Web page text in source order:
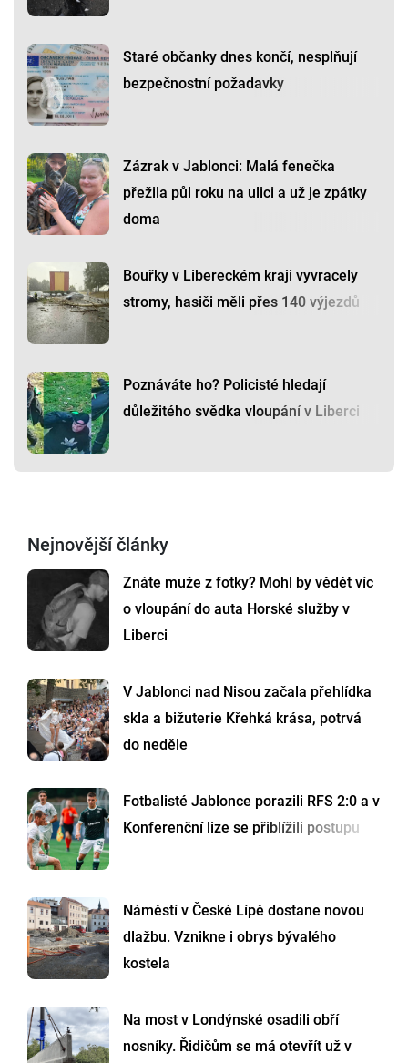
Staré občanky dnes končí, nesplňují
bezpečnostní požadavky
Zázrak v Jablonci: Malá fenečka
přežila půl roku na ulici a už je zpátky
doma
Bouřky v Libereckém kraji vyvracely
stromy, hasiči měli přes 140 výjezdů
Poznáváte ho? Policisté hledají
důležitého svědka vloupání v Liberci
Nejnovější články
Znáte muže z fotky? Mohl by vědět víc
o vloupání do auta Horské služby v
Liberci
V Jablonci nad Nisou začala přehlídka
skla a bižuterie Křehká krása, potrvá
do neděle
Fotbalisté Jablonce porazili RFS 2:0 a v
Konferenční lize se přiblížili postupu
Náměstí v České Lípě dostane novou
dlažbu. Vznikne i obrys bývalého
kostela
Na most v Londýnské osadili obří
nosníky. Řidičům se má otevřít už v